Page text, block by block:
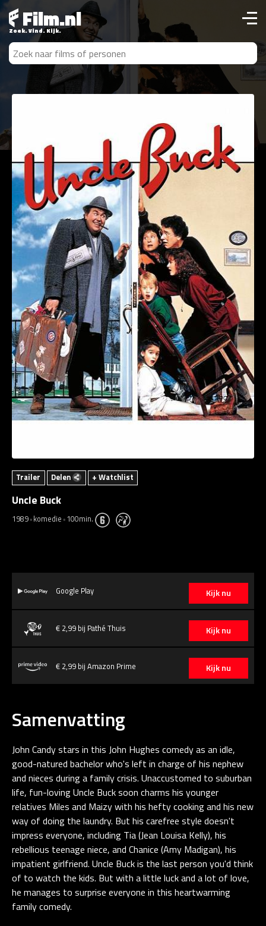
Film.nl
Zoek. Vind. Kijk.
Trailer Delen + Watchlist
Uncle Buck
1989 komedie 100min.
Kijk nu
Google Play
Kijk nu
€ 2,99 bij Pathé Thuis
Kijk nu
€ 2,99 bij Amazon Prime
Samenvatting
John Candy stars in this John Hughes comedy as an idle,
good-natured bachelor who's left in charge of his nephew
and nieces during a family crisis. Unaccustomed to suburban
life, fun-loving Uncle Buck soon charms his younger
relatives Miles and Maizy with his hefty cooking and his new
way of doing the laundry. But his carefree style doesn't
impress everyone, including Tia (Jean Louisa Kelly), his
rebellious teenage niece, and Chanice (Amy Madigan), his
impatient girlfriend. Uncle Buck is the last person you'd think
of to watch the kids. But with a little luck and a lot of love,
he manages to surprise everyone in this heartwarming
family comedy.